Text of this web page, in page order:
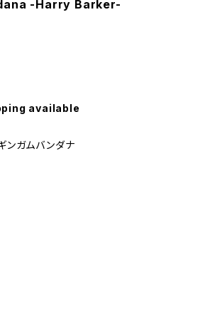
-Harry Barker-
available
ンガムバンダナ